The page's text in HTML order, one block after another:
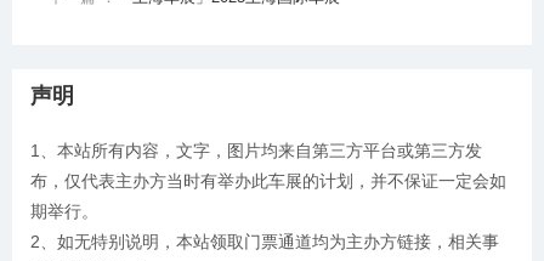
声明
1、本站所有内容，文字，图片均来自第三方平台或第三方发
布，仅代表主办方当时有举办此车展的计划，并不保证一定会如
期举行。
2、如无特别说明，本站领取门票通道均为主办方链接，相关事